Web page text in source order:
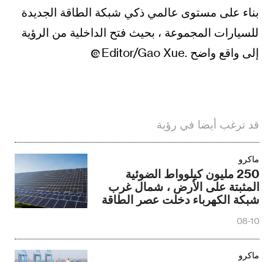
بناء على مستوى عالمي ذكي شبكة الطاقة الجديدة
للسيارات المجموعة ، بحيث فتح الداخلية من الرؤية
إلى واقع واضح .Editor/Gao Xue
قد ترغب أيضا في رؤية
ماكرو
250 مليون كيلوواط الضوئية
المثبتة على الأرض ، شمال غرب
شبكة الكهرباء دخلت عصر الطاقة
08-10
ماكرو